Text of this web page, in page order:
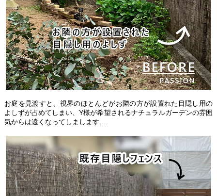
お庭を見渡すと、視界のほとんどがお隣の方が設置れた目隠し用の
よしずが占めてしまい、Y様が希望されるナチュラルガーデンの雰囲
気からは遠くなってしまします…